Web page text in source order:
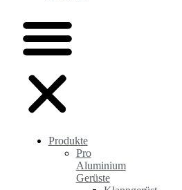
Produkte
Pro
Aluminium
Gerüste